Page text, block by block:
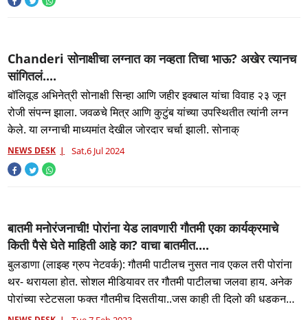
Chanderi सोनाक्षीचा लग्नात का नव्हता तिचा भाऊ? अखेर त्यानच
सांगितलं....
बॉलिवूड अभिनेत्री सोनाक्षी सिन्हा आणि जहीर इक्बाल यांचा विवाह २३ जून
रोजी संपन्न झाला. जवळचे मित्र आणि कुटुंब यांच्या उपस्थितीत त्यांनी लग्न
केले. या लग्नाची माध्यमांत देखील जोरदार चर्चा झाली. सोनाक्
NEWS DESK Sat,6 Jul 2024
बातमी मनोरंजनाची! पोरांना येड लावणारी गौतमी एका कार्यक्रमाचे
किती पैसे घेते माहिती आहे का? वाचा बातमीत....
बुलडाणा (लाइव्ह ग्रुप नेटवर्क): गौतमी पाटीलच नुसत नाव एकल तरी पोरांना
थर- थरायला होत. सोशल मीडियावर तर गौतमी पाटीलचा जलवा हाय. अनेक
पोरांच्या स्टेटसला फक्त गौतमीच दिसतीया..जस काही ती दिलो की धडकन
झाल